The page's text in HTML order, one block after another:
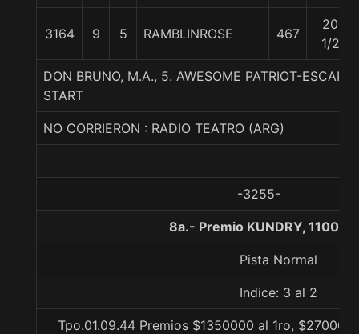
3164 9 5 RAMBLINROSE 467
20
1/2
DON BRUNO, M.A., 5. AWESOME PATRIOT-
START
NO CORRIERON : RADIO TEATRO (ARG)
-3255-
8a.- Premio KUNDRY, 1100
Pista Normal
Indice: 3 al 2
Tpo.01.09.44 Premios $1350000 al 1ro,